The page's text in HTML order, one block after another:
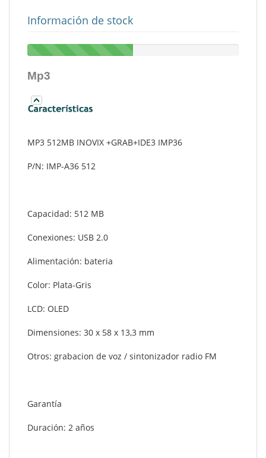
Información de stock
Mp3
MP3 512MB INOVIX +GRAB+IDE3 IMP36
P/N: IMP-A36 512
Capacidad: 512 MB
Conexiones: USB 2.0
Alimentación: bateria
Color: Plata-Gris
LCD: OLED
Dimensiones: 30 x 58 x 13,3 mm
Otros: grabacion de voz / sintonizador radio FM
Garantía
Duración: 2 años